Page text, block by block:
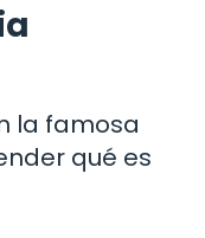
la famosa
qué es